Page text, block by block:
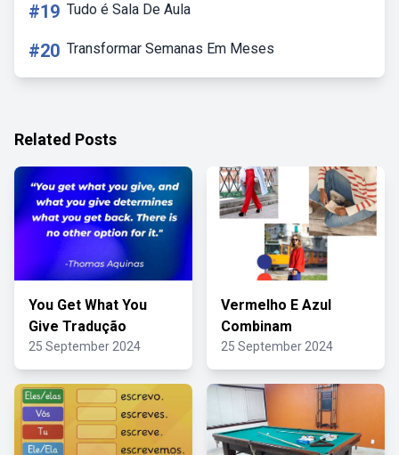
#19 Tudo é Sala De Aula
#20 Transformar Semanas Em Meses
Related Posts
You Get What You
Give Tradução
25 September 2024
Vermelho E Azul
Combinam
25 September 2024